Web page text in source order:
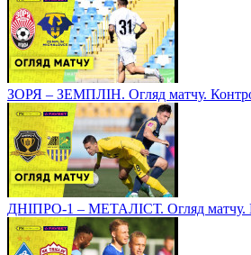
ЗОРЯ – ЗЕМПЛІН. Огляд матчу.
ДНІПРО-1 – МЕТАЛІСТ. Огляд матчу.